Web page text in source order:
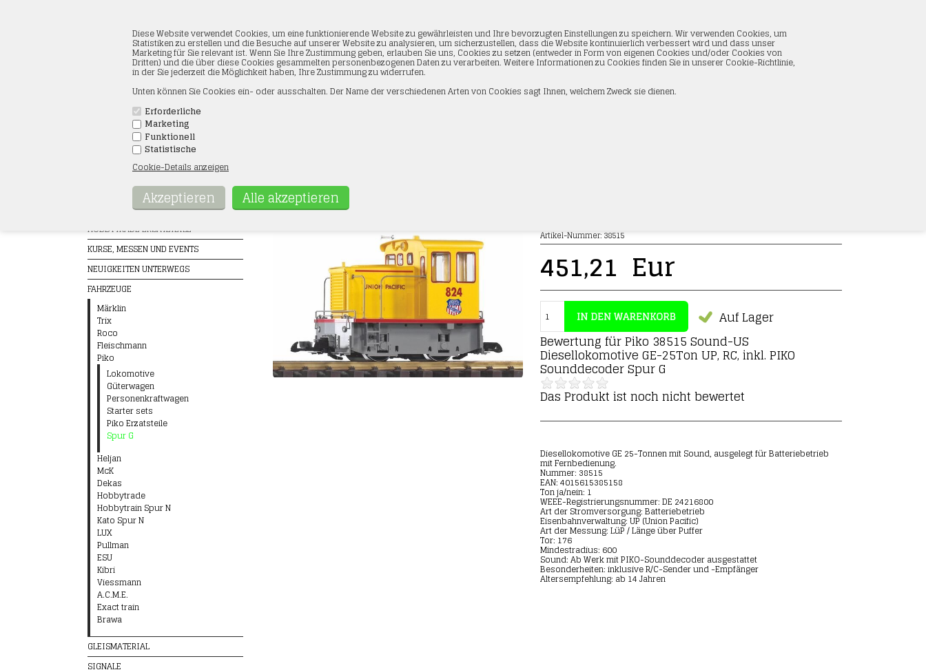
Diese Website verwendet Cookies, um eine funktionierende Website zu gewährleisten und Ihre bevorzugten Einstellungen zu speichern. Wir verwenden Cookies, um
Statistiken zu erstellen und die Besuche auf unserer Website zu analysieren, um sicherzustellen, dass die Website kontinuierlich verbessert wird und dass unser
Marketing für Sie relevant ist. Wenn Sie Ihre Zustimmung geben, erlauben Sie uns, Cookies zu setzen (entweder in Form von eigenen Cookies und/oder Cookies von
Dritten) und die über diese Cookies gesammelten personenbezogenen Daten zu verarbeiten. Weitere Informationen zu Cookies finden Sie in unserer Cookie-Richtlinie,
in der Sie jederzeit die Möglichkeit haben, Ihre Zustimmung zu widerrufen.
Unten können Sie Cookies ein- oder ausschalten. Der Name der verschiedenen Arten von Cookies sagt Ihnen, welchem Zweck sie dienen.
Erforderliche
Marketing
Funktionell
Statistische
Cookie-Details anzeigen
0 Artikel im Warenkorb
Insgesamt:
Korb anzeigen
VORDERSEITE
Produkte
GESCHENKKARTE
HOBBYTRADE ERSATZTEILE
KURSE, MESSEN UND EVENTS
NEUIGKEITEN UNTERWEGS
FAHRZEUGE
Märklin
Trix
Roco
Fleischmann
Piko
Lokomotive
Güterwagen
Personenkraftwagen
Starter sets
Piko Erzatsteile
Spur G
Heljan
McK
Dekas
Hobbytrade
Hobbytrain Spur N
Kato Spur N
LUX
Pullman
ESU
Kibri
Viessmann
A.C.M.E.
Exact train
Brawa
GLEISMATERIAL
SIGNALE
Startseite»Fahrzeuge
Artikel-Nummer:38515
451,21 Eur
Auf Lager
Bewertung fürPiko 38515 Sound-US
Diesellokomotive GE-25Ton UP, RC, inkl. PIKO
Sounddecoder Spur G
Das Produkt ist noch nicht bewertet
Diesellokomotive GE 25-Tonnen mit Sound, ausgelegt für Batteriebetrieb
mit Fernbedienung.
Nummer: 38515
EAN: 4015615385158
Ton ja/nein: 1
WEEE-Registrierungsnummer: DE 24216800
Art der Stromversorgung: Batteriebetrieb
Eisenbahnverwaltung: UP (Union Pacific)
Art der Messung: LüP / Länge über Puffer
Tor: 176
Mindestradius: 600
Sound: Ab Werk mit PIKO-Sounddecoder ausgestattet
Besonderheiten: inklusive R/C-Sender und -Empfänger
Altersempfehlung: ab 14 Jahren